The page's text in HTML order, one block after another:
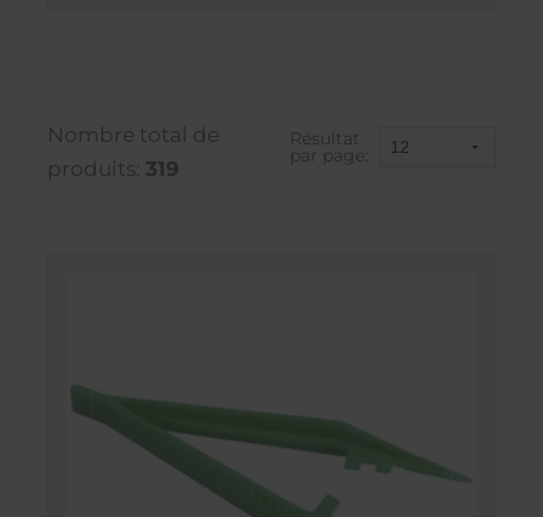
Nombre total de
produits: 319
Résultat
par page: